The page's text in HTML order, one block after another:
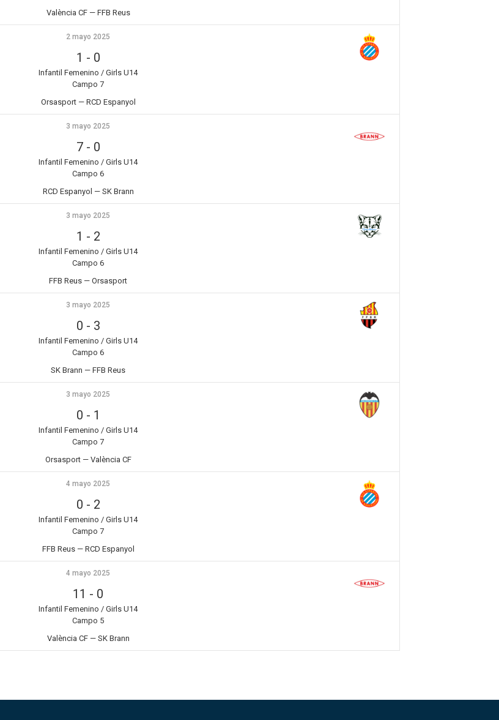
València CF — FFB Reus
2 mayo 2025
1 - 0
Infantil Femenino / Girls U14
Campo 7
Orsasport — RCD Espanyol
3 mayo 2025
7- 0
Infantil Femenino / Girls U14
Campo 6
RCD Espanyol — SK Brann
3 mayo 2025
1 - 2
Infantil Femenino / Girls U14
Campo 6
FFB Reus — Orsasport
3 mayo 2025
0 - 3
Infantil Femenino / Girls U14
Campo 6
SK Brann — FFB Reus
3 mayo 2025
0 - 1
Infantil Femenino / Girls U14
Campo 7
Orsasport — València CF
4 mayo 2025
0 - 2
Infantil Femenino / Girls U14
Campo 7
FFB Reus — RCD Espanyol
4 mayo 2025
11 - 0
Infantil Femenino / Girls U14
Campo 5
València CF — SK Brann